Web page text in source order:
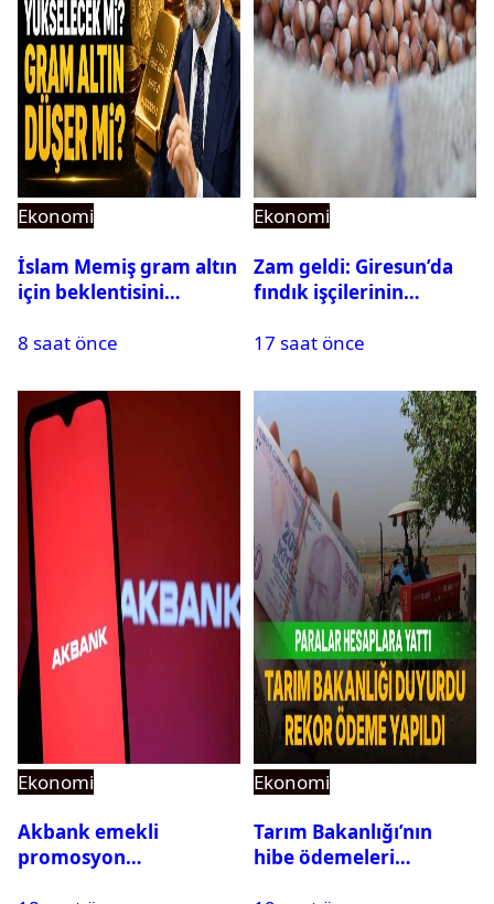
Ekonomi
İslam Memiş gram altın
için beklentisini
8 saat önce
Ekonomi
Zam geldi: Giresun’da
fındık işçilerinin
ücretleri açıklandı
17 saat önce
Ekonomi
Akbank emekli
promosyon
Ekonomi
Tarım Bakanlığı’nın
hibe ödemeleri